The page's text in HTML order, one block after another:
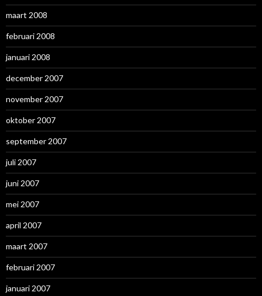
maart 2008
februari 2008
januari 2008
december 2007
november 2007
oktober 2007
september 2007
juli 2007
juni 2007
mei 2007
april 2007
maart 2007
februari 2007
januari 2007